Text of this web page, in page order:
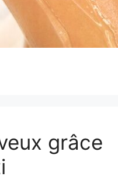
grâce